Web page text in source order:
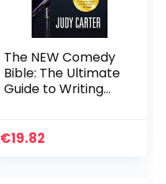
The NEW Comedy
Bible: The Ultimate
Guide to Writing
€19.82